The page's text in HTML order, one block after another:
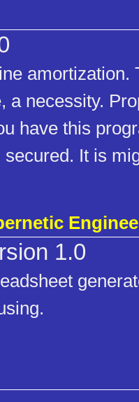
amortization.
a necessity.
have this
It is
1.0